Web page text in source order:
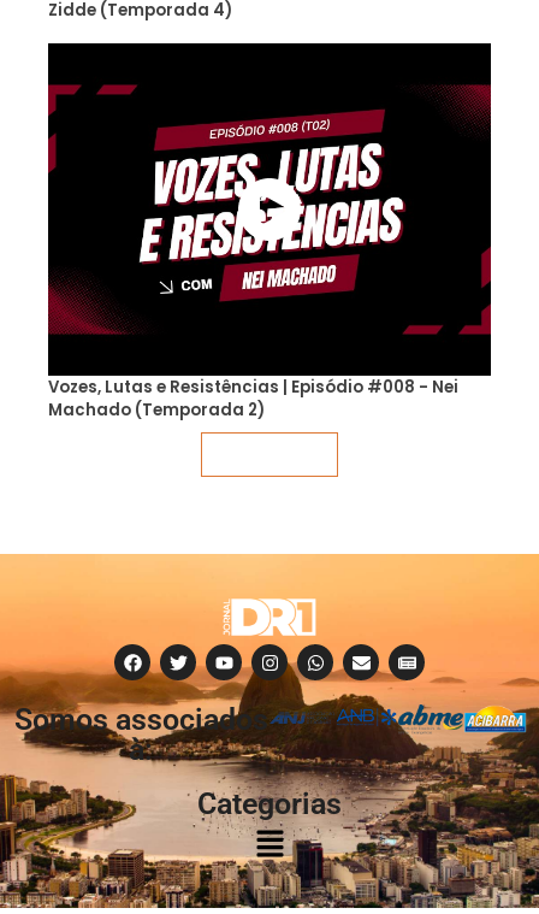
Zidde (Temporada 4)
Vozes, Lutas e Resistências | Episódio #008 - Nei
Machado (Temporada 2)
Somos associados
à:
Categorias